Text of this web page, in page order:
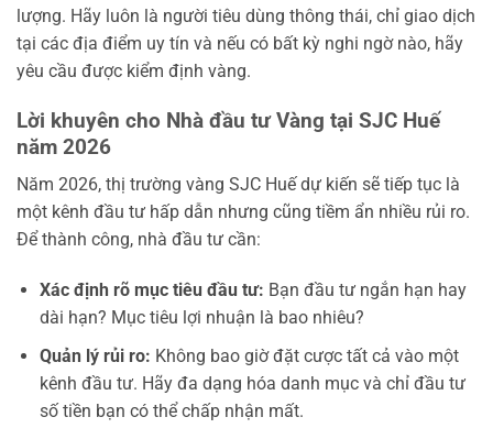
lượng. Hãy luôn là người tiêu dùng thông thái, chỉ giao dịch
tại các địa điểm uy tín và nếu có bất kỳ nghi ngờ nào, hãy
yêu cầu được kiểm định vàng.
Lời khuyên cho Nhà đầu tư Vàng tại SJC Huế
năm 2026
Năm 2026, thị trường vàng SJC Huế dự kiến sẽ tiếp tục là
một kênh đầu tư hấp dẫn nhưng cũng tiềm ẩn nhiều rủi ro.
Để thành công, nhà đầu tư cần:
Xác định rõ mục tiêu đầu tư: Bạn đầu tư ngắn hạn hay
dài hạn? Mục tiêu lợi nhuận là bao nhiêu?
Quản lý rủi ro: Không bao giờ đặt cược tất cả vào một
kênh đầu tư. Hãy đa dạng hóa danh mục và chỉ đầu tư
số tiền bạn có thể chấp nhận mất.